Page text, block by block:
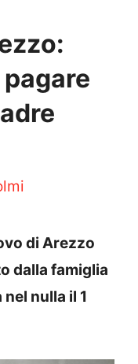
di Arezzo
dalla famiglia
nulla il 1